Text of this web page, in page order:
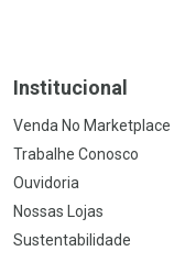
Institucional
Venda No Marketplace
Trabalhe Conosco
Ouvidoria
Nossas Lojas
Sustentabilidade